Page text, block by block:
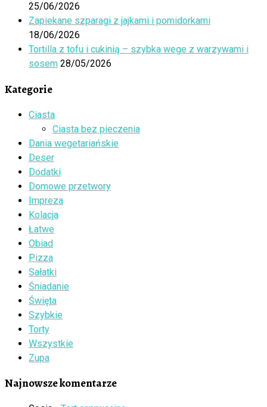
25/06/2026
Zapiekane szparagi z jajkami i pomidorkami
18/06/2026
Tortilla z tofu i cukinią – szybka wege z warzywami i
sosem 28/05/2026
Kategorie
Ciasta
Ciasta bez pieczenia
Dania wegetariańskie
Deser
Dodatki
Domowe przetwory
Impreza
Kolacja
Łatwe
Obiad
Pizza
Sałatki
Śniadanie
Święta
Szybkie
Torty
Wszystkie
Zupa
Najnowsze komentarze